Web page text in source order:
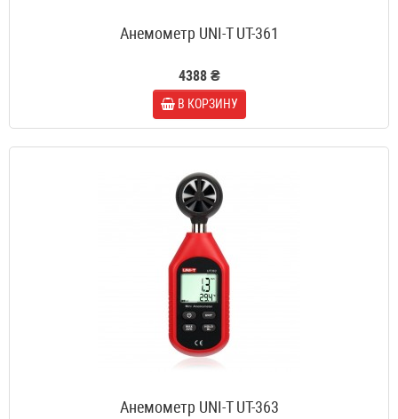
Анемометр UNI-T UT-361
4388 ₴
В КОРЗИНУ
Анемометр UNI-T UT-363